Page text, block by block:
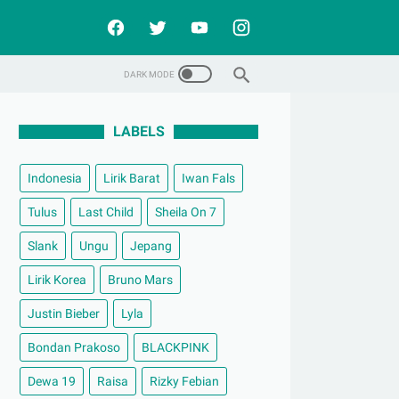
LABELS
Indonesia Lirik Barat Iwan Fals
Tulus Last Child Sheila On 7
Slank Ungu Jepang
Lirik Korea Bruno Mars
Justin Bieber Lyla
Bondan Prakoso BLACKPINK
Dewa 19 Raisa Rizky Febian